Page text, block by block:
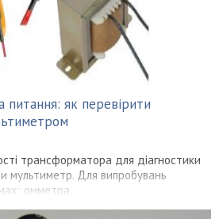
питання: як перевірити
трансформатора для діагностики
мультиметр. Для випробувань
омметра,